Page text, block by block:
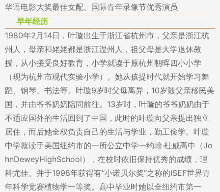
华语电影大奖最佳女配、国际青年录像节优秀演员
早年经历
1980年2月14日，叶璇出生于浙江省杭州市，父亲是浙江杭
州人，母亲和姥姥都是浙江温州人，祖父母是大学退休教
授，从小接受良好教育，小学就读于原杭州朝晖四小小学
（现为杭州市现代实验小学）。她从孩提时代就开始学习舞
蹈、钢琴、书法等。叶璇9岁时父母离异，10岁随父亲移民美
国，并由爷爷奶奶陪同前往。13岁时，叶璇的爷爷奶奶由于
不适应国外的生活回到了中国，此时的叶璇向父亲提出独立
居住，而后她全权负责自己的生活与学业，勤工俭学。叶璇
中学就读于美国纽约市的一所公立中学—约翰·杜威高中（Jo
hnDeweyHighSchool），在校时依旧保持优秀的成绩，理
科尤佳。并于1998年获得有“小诺贝尔奖”之称的ISEF世界青
年科学竞赛植物学一等奖。高中毕业时她以全纽约市第一